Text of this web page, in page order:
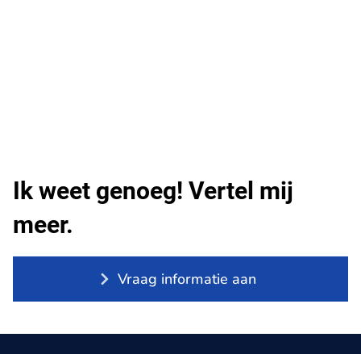
Ik weet genoeg! Vertel mij
meer.
Vraag informatie aan